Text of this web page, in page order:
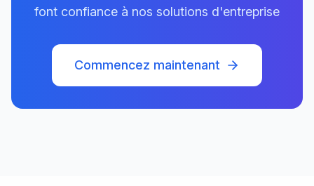
font confiance à nos solutions d'entreprise
Commencez maintenant